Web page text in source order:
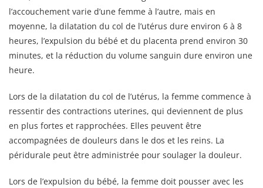
l’accouchement varie d’une femme à l’autre, mais en
moyenne, la dilatation du col de l’utérus dure environ 6 à 8
heures, l’expulsion du bébé et du placenta prend environ 30
minutes, et la réduction du volume sanguin dure environ une
heure.
Lors de la dilatation du col de l’utérus, la femme commence à
ressentir des contractions uterines, qui deviennent de plus
en plus fortes et rapprochées. Elles peuvent être
accompagnées de douleurs dans le dos et les reins. La
péridurale peut être administrée pour soulager la douleur.
Lors de l’expulsion du bébé, la femme doit pousser avec les